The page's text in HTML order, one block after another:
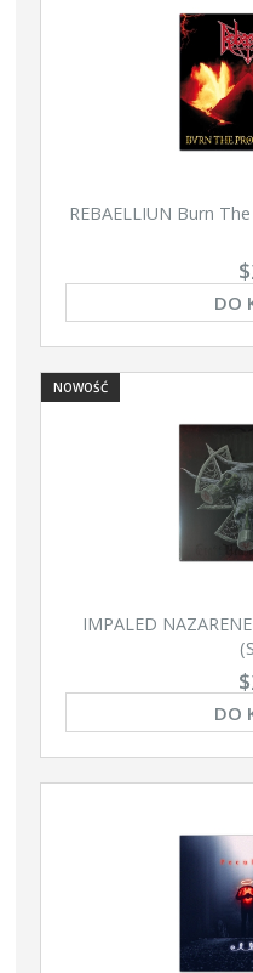
REBAELLIUN Burn
DO
IMPALED
DO
NOWOŚĆ